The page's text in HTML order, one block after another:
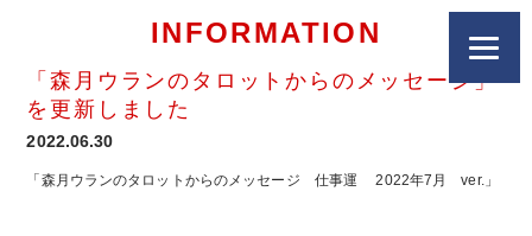
INFORMATION
「森月ウランのタロットからのメッセージ」
を更新しました
2022.06.30
「森月ウランのタロットからのメッセージ 仕事運 2022年7月 ver.」